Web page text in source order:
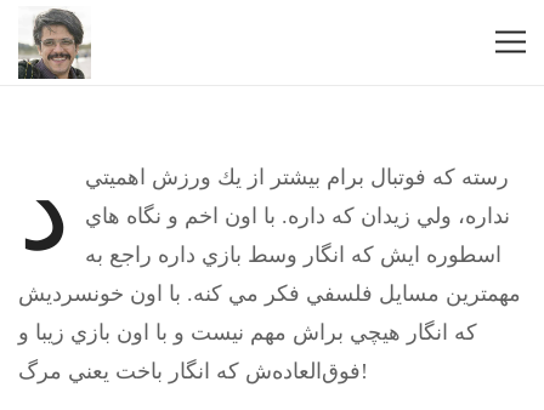
د
رسته كه فوتبال برام بيشتر از يك ورزش اهميتي
نداره، ولي زيدان كه داره. با اون اخم و نگاه هاي
اسطوره ايش كه انگار وسط بازي داره راجع به
مهمترين مسايل فلسفي فكر مي كنه. با اون خونسرديش
كه انگار هيچي براش مهم نيست و با اون بازي زيبا و
فوق‌العاده‌ش كه انگار باخت يعني مرگ!